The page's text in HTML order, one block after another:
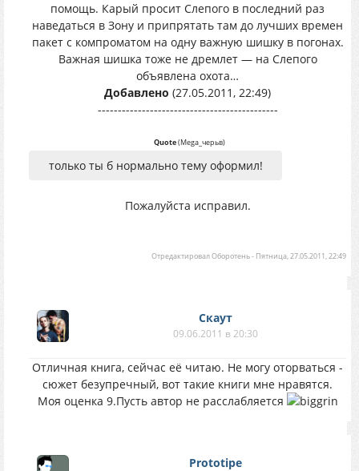
помощь. Карый просит Слепого в последний раз
наведаться в Зону и припрятать там до лучших времен
пакет с компроматом на одну важную шишку в погонах.
Важная шишка тоже не дремлет — на Слепого
объявлена охота…
Добавлено (27.05.2011, 22:49)
---------------------------------------------
Quote(Mega_черьв)
только ты б нормально тему оформил!
Пожалуйста исправил.
ОтредактировалОборотень- Пятница, 27.05.2011, 22:49
Скаут
09.06.2011 в 20:30
Отличная книга, сейчас её читаю. Не могу оторваться -
сюжет безупречный, вот такие книги мне нравятся.
Моя оценка 9.Пусть автор не расслабляется
Prototipe